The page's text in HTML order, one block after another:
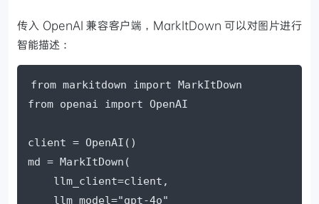
传入 OpenAI 兼容客户端，MarkItDown 可以对图片进行
智能描述：
from markitdown import MarkItDown
from openai import OpenAI
client = OpenAI()
md = MarkItDown(
    llm_client=client,
    llm_model="gpt-4o"